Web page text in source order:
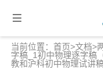
当前位置： 首页>文档>
字稿_1初中物理逐字稿
教和沪科初中物理试讲